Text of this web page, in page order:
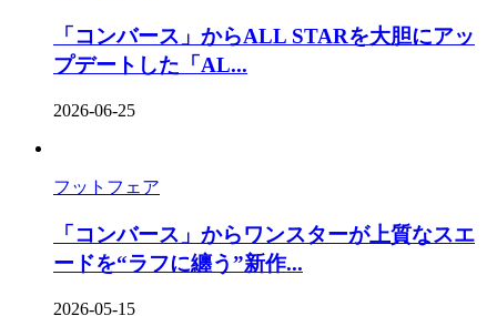
「コンバース」からALL STARを大胆にアッ
プデートした「AL...
2026-06-25
フットフェア
「コンバース」からワンスターが上質なスエ
ードを“ラフに纏う”新作...
2026-05-15